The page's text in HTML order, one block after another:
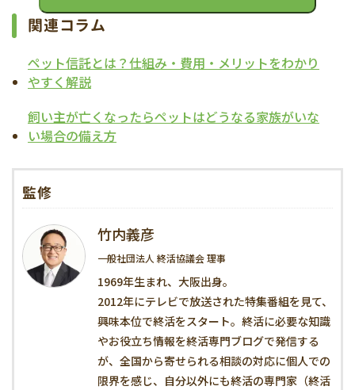
関連コラム
ペット信託とは？仕組み・費用・メリットをわかり
やすく解説
飼い主が亡くなったらペットはどうなる家族がいな
い場合の備え方
監修
竹内義彦
一般社団法人 終活協議会 理事
1969年生まれ、大阪出身。
2012年にテレビで放送された特集番組を見て、
興味本位で終活をスタート。終活に必要な知識
やお役立ち情報を終活専門ブログで発信する
が、全国から寄せられる相談の対応に個人での
限界を感じ、自分以外にも終活の専門家（終活